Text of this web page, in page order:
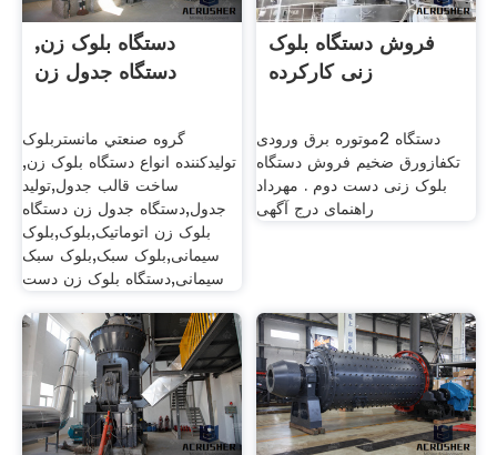
دستگاه بلوک زن,
دستگاه جدول زن
گروه صنعتي مانستربلوک
توليدکننده انواع دستگاه بلوک زن,
ساخت قالب جدول,توليد
جدول,دستگاه جدول زن دستگاه
بلوک زن اتوماتیک,بلوک,بلوک
سیمانی,بلوک سبک,بلوک سبک
سیمانی,دستگاه بلوک زن دست
فروش دستگاه بلوک
زنی کارکرده
دستگاه 2موتوره برق ورودی
تکفازورق ضخیم فروش دستگاه
بلوک زنی دست دوم . مهرداد
راهنمای درج آگهی